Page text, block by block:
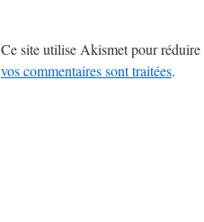
Ce site utilise Akismet pour
vos commentaires sont traitées.